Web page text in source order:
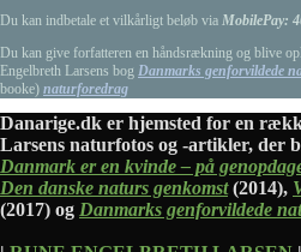
Du kan indbetale et vilkårligt beløb via MobilePay:
Du kan give forfatteren en håndsrækning og blive
Engelbreth Larsens bog Danmarks genforvildede
booke) naturforedrag
Danarige.dk er hjemsted for en
Larsens naturfotos og -artikler, der
Danmark er en kvinde – på
Den danske naturs genkomst(2014),
(2017) og Danmarks genforvildede